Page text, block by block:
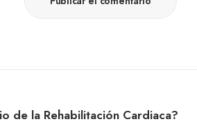
de la Rehabilitación Cardiaca?